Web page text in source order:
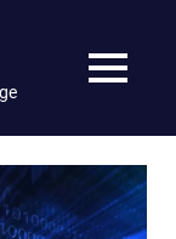
MENU